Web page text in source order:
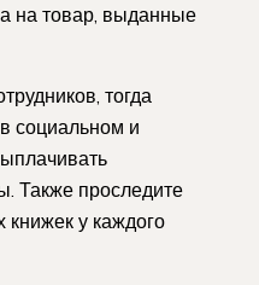
на товар, выданные
тогда
социальном и
Также проследите
книжек у каждого